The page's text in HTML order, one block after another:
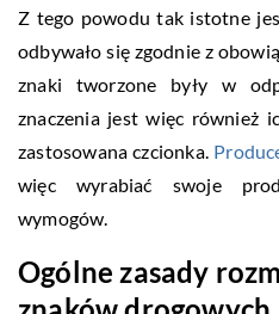
Z tego powodu tak istotne
odbywało się zgodnie z
znaki tworzone były w
znaczenia jest więc również
zastosowana czcionka.
więc wyrabiać swoje
wymogów.
Ogólne zasady